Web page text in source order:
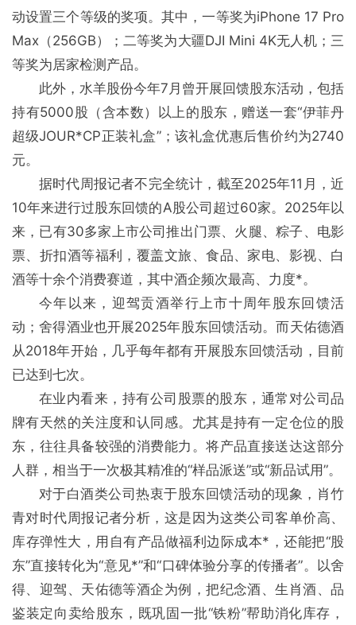
动设置三个等级的奖项。其中，一等奖为iPhone 17 Pro
Max（256GB）；二等奖为大疆DJI Mini 4K无人机；三
等奖为居家检测产品。
此外，水羊股份今年7月曾开展回馈股东活动，包括
持有5000股（含本数）以上的股东，赠送一套“伊菲丹
超级JOUR*CP正装礼盒”；该礼盒优惠后售价约为2740
元。
据时代周报记者不完全统计，截至2025年11月，近
10年来进行过股东回馈的A股公司超过60家。2025年以
来，已有30多家上市公司推出门票、火腿、粽子、电影
票、折扣酒等福利，覆盖文旅、食品、家电、影视、白
酒等十余个消费赛道，其中酒企频次最高、力度*。
今年以来，迎驾贡酒举行上市十周年股东回馈活
动；舍得酒业也开展2025年股东回馈活动。而天佑德酒
从2018年开始，几乎每年都有开展股东回馈活动，目前
已达到七次。
在业内看来，持有公司股票的股东，通常对公司品
牌有天然的关注度和认同感。尤其是持有一定仓位的股
东，往往具备较强的消费能力。将产品直接送达这部分
人群，相当于一次极其精准的“样品派送”或“新品试用”。
对于白酒类公司热衷于股东回馈活动的现象，肖竹
青对时代周报记者分析，这是因为这类公司客单价高、
库存弹性大，用自有产品做福利边际成本*，还能把“股
东”直接转化为“意见*”和“口碑体验分享的传播者”。以舍
得、迎驾、天佑德等酒企为例，把纪念酒、生肖酒、品
鉴装定向卖给股东，既巩固一批“铁粉”帮助消化库存，